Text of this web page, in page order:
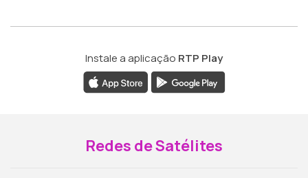
Instale a aplicação RTP Play
Redes de Satélites